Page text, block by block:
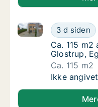
Ca. 115
3 d siden
Ca. 115 m2
Ca. 115
Ca. 115
Glostrup,
Ca. 115 m2
Ca. 115
Ikke angivet